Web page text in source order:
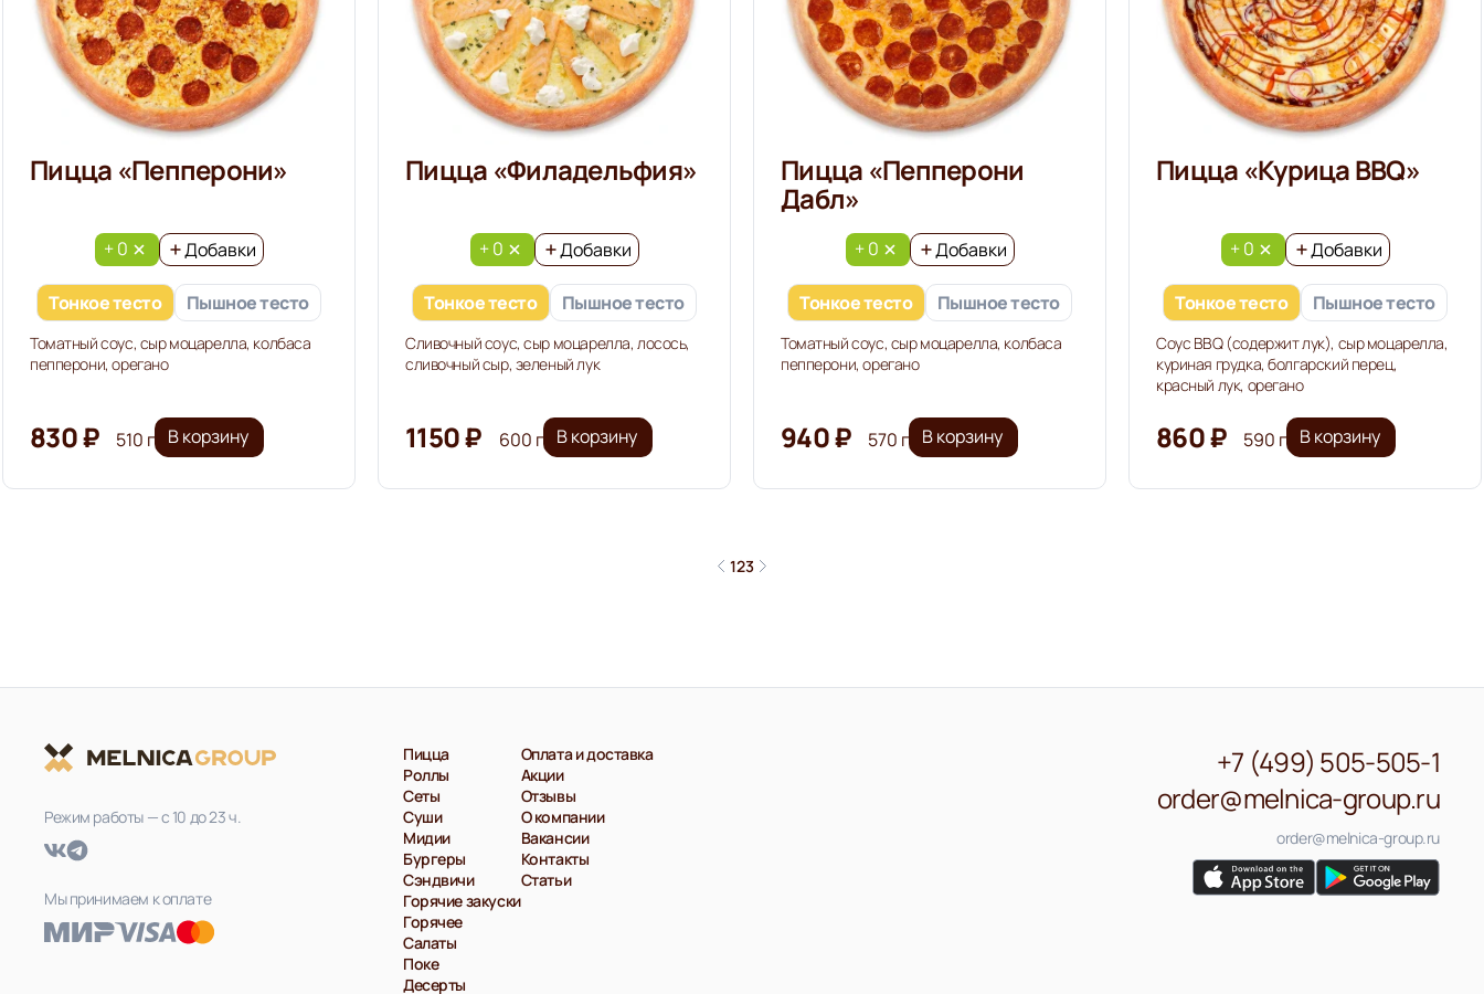
Пицца «Пепперони»
+ 0 Добавки
Тонкое тесто Пышное тесто
Томатный соус, сыр моцарелла, колбаса
пепперони, орегано
830 ₽ 510 г В корзину
Пицца «Филадельфия»
+ 0 Добавки
Тонкое тесто Пышное тесто
Сливочный соус, сыр моцарелла, лосось,
сливочный сыр, зеленый лук
1150 ₽ 600 г В корзину
Пицца «Пепперони
Дабл»
+ 0 Добавки
Тонкое тесто Пышное тесто
Томатный соус, сыр моцарелла, колбаса
пепперони, орегано
940 ₽ 570 г В корзину
Пицца «Курица BBQ»
+ 0 Добавки
Тонкое тесто Пышное тесто
Соус BBQ (содержит лук), сыр моцарелла,
куриная грудка, болгарский перец,
красный лук, орегано
860 ₽ 590 г В корзину
123
Режим работы — с 10 до 23 ч.
Мы принимаем к оплате
Пицца
Роллы
Сеты
Суши
Мидии
Бургеры
Сэндвичи
Горячие закуски
Горячее
Салаты
Поке
Десерты
Оплата и доставка
Акции
Отзывы
О компании
Вакансии
Контакты
Статьи
+7 (499) 505-505-1
order@melnica-group.ru
order@melnica-group.ru